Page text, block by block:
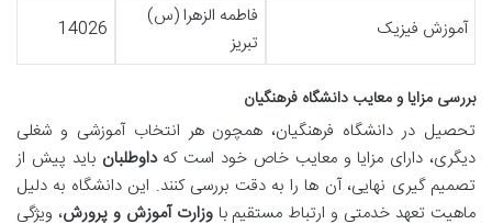
آموزش فیزیک
فاطمه الزهرا (س)
تبریز
14026
بررسی مزایا و معایب دانشگاه فرهنگیان
تحصیل در دانشگاه فرهنگیان، همچون هر انتخاب آموزشی و شغلی
دیگری، دارای مزایا و معایب خاص خود است کهداوطلبان باید پیش از
تصمیم گیری نهایی، آن ها را به دقت بررسی کنند. این دانشگاه به دلیل
ماهیت تعهد خدمتی و ارتباط مستقیم باوزارت آموزش و پرورش، ویژگی